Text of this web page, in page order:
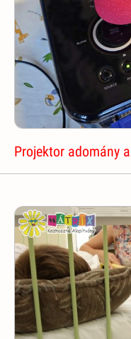
Projektor adomány